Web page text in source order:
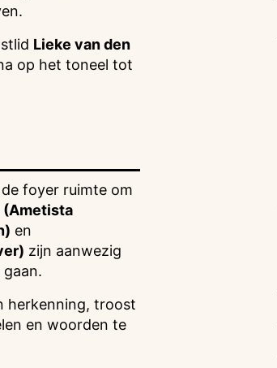
Lieke van den
op het toneel tot
foyer ruimte om
(Ametista
en
zijn aanwezig
herkenning, troost
en woorden te